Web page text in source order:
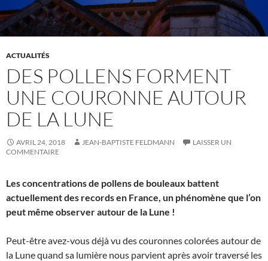
ACTUALITÉS
DES POLLENS FORMENT
UNE COURONNE AUTOUR
DE LA LUNE
AVRIL 24, 2018 JEAN-BAPTISTE FELDMANN
LAISSER UN
COMMENTAIRE
Les concentrations de pollens de bouleaux battent
actuellement des records en France, un phénomène que l’on
peut même observer autour de la Lune !
Peut-être avez-vous déjà vu des couronnes colorées autour de
la Lune quand sa lumière nous parvient après avoir traversé les